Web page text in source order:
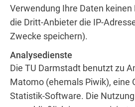
Verwendung Ihre Daten keinen
die Dritt-Anbieter die IP-
Zwecke speichern).
Analysedienste
Die TU Darmstadt benutzt zu
Matomo (ehemals Piwik), eine
Statistik-Software. Die